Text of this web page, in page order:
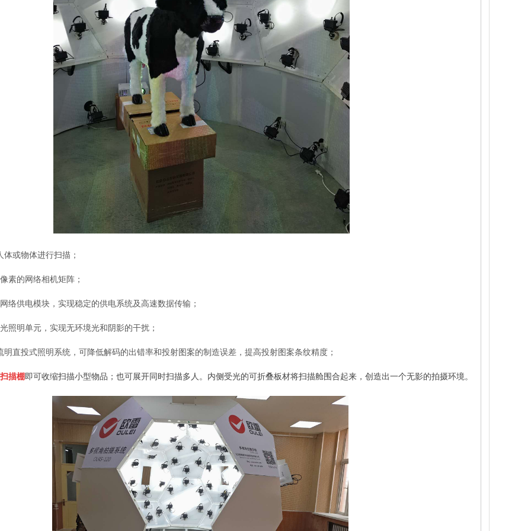
体或物体进行扫描；
素的网络相机矩阵；
供电模块，实现稳定的供电系统及高速数据传输；
照明单元，实现无环境光和阴影的干扰；
明直投式照明系统，可降低解码的出错率和投射图案的制造误差，提高投射图案条纹精度；
描棚即可收缩扫描小型物品；也可展开同时扫描多人。内侧受光的可折叠板材将扫描舱围合起来，创造出一个无影的拍摄环境。